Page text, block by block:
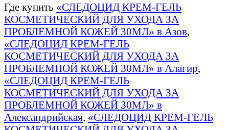
Где купить «СЛЕДОЦИД КРЕМ-ГЕЛЬ
КОСМЕТИЧЕСКИЙ ДЛЯ УХОДА ЗА
ПРОБЛЕМНОЙ КОЖЕЙ 30МЛ» в Азов,
«СЛЕДОЦИД КРЕМ-ГЕЛЬ
КОСМЕТИЧЕСКИЙ ДЛЯ УХОДА ЗА
ПРОБЛЕМНОЙ КОЖЕЙ 30МЛ» в Алагир,
«СЛЕДОЦИД КРЕМ-ГЕЛЬ
КОСМЕТИЧЕСКИЙ ДЛЯ УХОДА ЗА
ПРОБЛЕМНОЙ КОЖЕЙ 30МЛ» в
Александрийская, «СЛЕДОЦИД КРЕМ-ГЕЛЬ